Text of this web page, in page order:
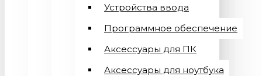
Устройства ввода
Программное обеспечение
Аксессуары для ПК
Аксессуары для ноутбука